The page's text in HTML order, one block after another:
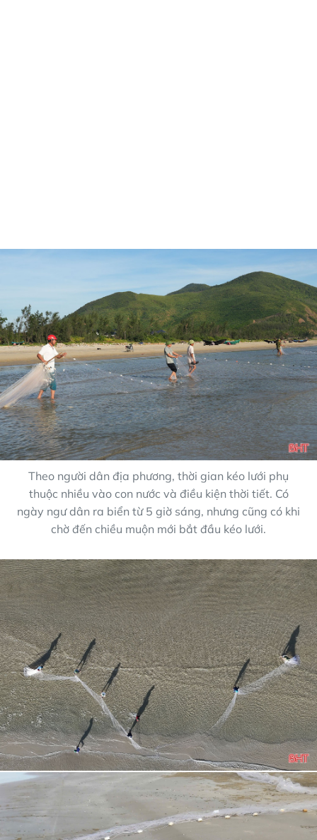
Theo người dân địa phương, thời gian kéo lưới phụ
thuộc nhiều vào con nước và điều kiện thời tiết. Có
ngày ngư dân ra biển từ 5 giờ sáng, nhưng cũng có khi
chờ đến chiều muộn mới bắt đầu kéo lưới.